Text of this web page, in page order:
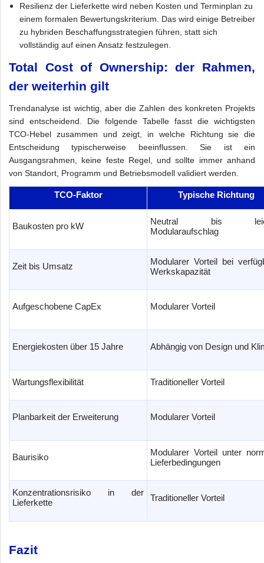
Resilienz der Lieferkette wird neben Kosten und Terminplan zu
einem formalen Bewertungskriterium. Das wird einige Betreiber
zu hybriden Beschaffungsstrategien führen, statt sich
vollständig auf einen Ansatz festzulegen.
Total Cost of Ownership: der Rahmen,
der weiterhin gilt
Trendanalyse ist wichtig, aber die Zahlen des konkreten Projekts
sind entscheidend. Die folgende Tabelle fasst die wichtigsten
TCO-Hebel zusammen und zeigt, in welche Richtung sie die
Entscheidung typischerweise beeinflussen. Sie ist ein
Ausgangsrahmen, keine feste Regel, und sollte immer anhand
von Standort, Programm und Betriebsmodell validiert werden.
TCO-Faktor Typische Richtung
Baukosten pro kW
Neutral bis
Modularaufschlag
Zeit bis Umsatz
Modularer Vorteil bei
Werkskapazität
Aufgeschobene CapEx Modularer Vorteil
Energiekosten über 15 Jahre Abhängig von Design und
Wartungsflexibilität Traditioneller Vorteil
Planbarkeit der Erweiterung Modularer Vorteil
Baurisiko
Modularer Vorteil unter
Lieferbedingungen
Konzentrationsrisiko in der
Lieferkette
Traditioneller Vorteil
Fazit